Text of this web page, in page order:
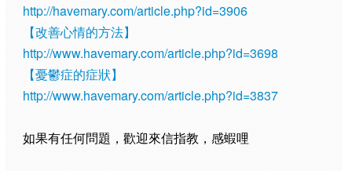
http://havemary.com/article.php?id=3906
【改善心情的方法】
http://www.havemary.com/article.php?id=3698
【憂鬱症的症狀】
http://www.havemary.com/article.php?id=3837
如果有任何問題，歡迎來信指教，感蝦哩